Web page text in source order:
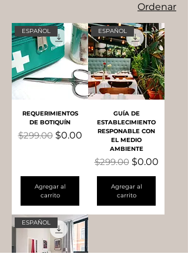
Ordenar
ESPAÑOL
REQUERIMIENTOS
DE BOTIQUÍN
Precio
$299.00 Precio de oferta
$0.00
Agregar al
carrito
ESPAÑOL
GUÍA DE
ESTABLECIMIENTO
RESPONABLE CON
EL MEDIO
AMBIENTE
Precio
$299.00 Precio de
$0.00
Agregar al
carrito
ESPAÑOL